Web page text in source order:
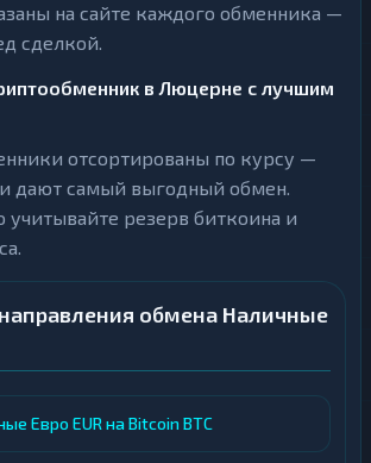
на сайте каждого обменника —
сделкой.
в Люцерне с лучшим
отсортированы по курсу —
дают самый выгодный обмен.
учитывайте резерв биткоина и
обмена Наличные
Евро EUR на Bitcoin BTC